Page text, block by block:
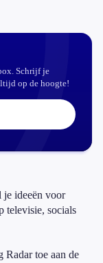
Schrijf je
op de hoogte!
je ideeën voor
televisie, socials
Radar toe aan de